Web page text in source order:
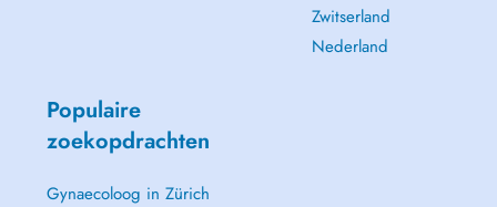
Zwitserland
Nederland
Populaire
zoekopdrachten
Gynaecoloog in Zürich